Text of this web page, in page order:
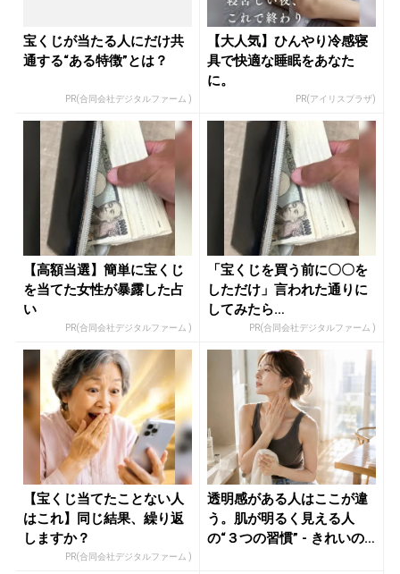
宝くじが当たる人にだけ共
通する“ある特徴”とは？
PR(合同会社デジタルファーム )
【大人気】ひんやり冷感寝
具で快適な睡眠をあなた
に。
PR(アイリスプラザ)
【高額当選】簡単に宝くじ
を当てた女性が暴露した占
い
PR(合同会社デジタルファーム )
「宝くじを買う前に〇〇を
しただけ」言われた通りに
してみたら…
PR(合同会社デジタルファーム )
【宝くじ当てたことない人
はこれ】同じ結果、繰り返
しますか？
PR(合同会社デジタルファーム )
透明感がある人はここが違
う。肌が明るく見える人
の“３つの習慣” - きれいの